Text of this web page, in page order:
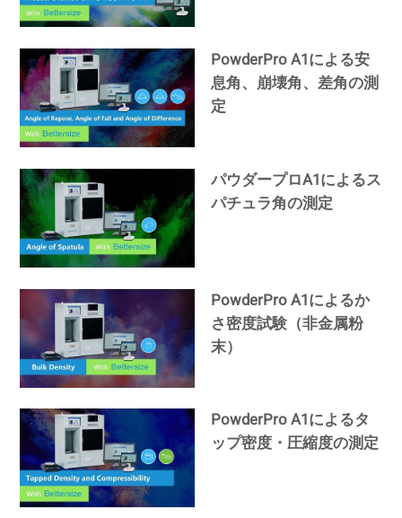
PowderPro A1による安
息角、崩壊角、差角の測
定
パウダープロA1によるス
パチュラ角の測定
PowderPro A1によるか
さ密度試験（非金属粉
末）
PowderPro A1によるタ
ップ密度・圧縮度の測定